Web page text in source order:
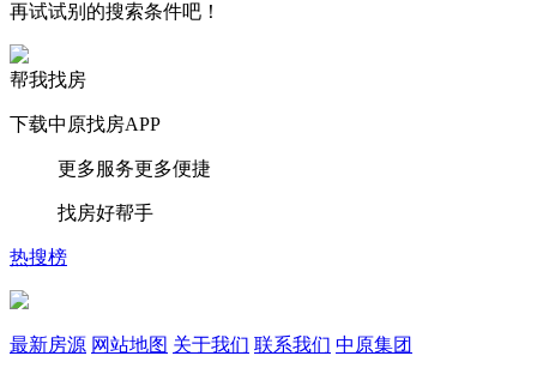
再试试别的搜索条件吧！
帮我找房
下载中原找房APP
更多服务更多便捷
找房好帮手
热搜榜
最新房源 网站地图 关于我们 联系我们 中原集团